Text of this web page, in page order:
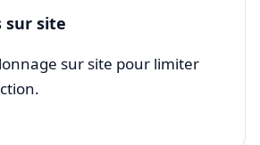
site
sur site pour limiter